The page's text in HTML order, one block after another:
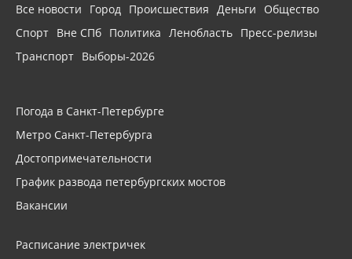
Все новости Город Происшествия Деньги
Общество
Спорт Вне СПб Политика Ленобласть Пресс-релизы
Транспорт Выборы-2026
Погода в Санкт-Петербурге
Метро Санкт-Петербурга
Достопримечательности
График развода петербургских мостов
Вакансии
Расписание электричек